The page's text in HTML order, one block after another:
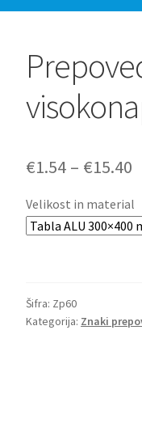
€1.54 – €15.40
Velikost in material
Šifra: Zp60
Kategorija: Znaki